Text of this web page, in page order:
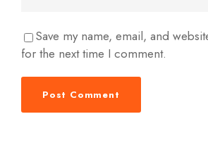
Save my name, email, and
for the next time I comment.